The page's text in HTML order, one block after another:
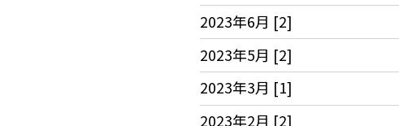
2023年6月 [2]
2023年5月 [2]
2023年3月 [1]
2023年2月 [2]